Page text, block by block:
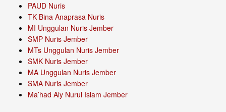
PAUD Nuris
TK Bina Anaprasa Nuris
MI Unggulan Nuris Jember
SMP Nuris Jember
MTs Unggulan Nuris Jember
SMK Nuris Jember
MA Unggulan Nuris Jember
SMA Nuris Jember
Ma’had Aly Nurul Islam Jember